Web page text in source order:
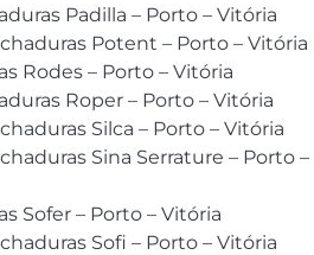
Padilla – Porto – Vitória
Potent – Porto – Vitória
Rodes – Porto – Vitória
Roper – Porto – Vitória
Silca – Porto – Vitória
Sina Serrature – Porto –
Sofer – Porto – Vitória
Sofi – Porto – Vitória